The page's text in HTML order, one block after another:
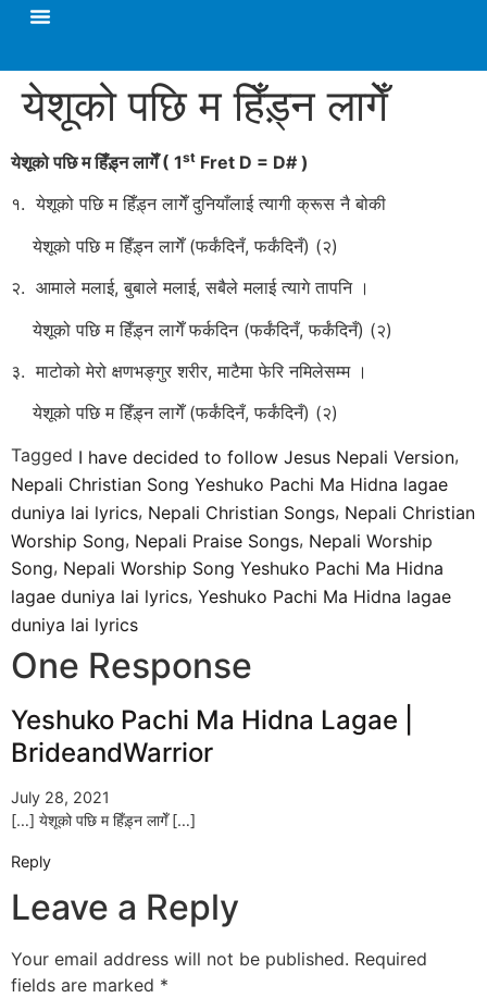
येशूको पछि म हिँड़्न लागेँ
येशूको पछि म हिँड़्न लागेँ( 1st Fret D = D# )
१. येशूको पछि म हिँड़्न लागेँ दुनियाँलाई त्यागी क्रूस नै बोकी
येशूको पछि म हिँड़्न लागेँ (फर्कंदिनँ, फर्कंदिनँ) (२)
२. आमाले मलाई, बुबाले मलाई, सबैले मलाई त्यागे तापनि ।
येशूको पछि म हिँड़्न लागेँ फर्कदिन (फर्कंदिनँ, फर्कंदिनँ) (२)
३. माटोको मेरो क्षणभङ्गुर शरीर, माटैमा फेरि नमिलेसम्म ।
येशूको पछि म हिँड़्न लागेँ (फर्कंदिनँ, फर्कंदिनँ) (२)
Tagged I have decided to follow Jesus Nepali Version,
Nepali Christian Song Yeshuko Pachi Ma Hidna lagae
duniya lai lyrics, Nepali Christian Songs, Nepali Christian
Worship Song, Nepali Praise Songs, Nepali Worship
Song, Nepali Worship Song Yeshuko Pachi Ma Hidna
lagae duniya lai lyrics, Yeshuko Pachi Ma Hidna lagae
duniya lai lyrics
One Response
Yeshuko Pachi Ma Hidna Lagae |
BrideandWarrior
July 28, 2021
[…] येशूको पछि म हिँड़्न लागेँ […]
Reply
Leave a Reply
Your email address will not be published. Required
fields are marked *